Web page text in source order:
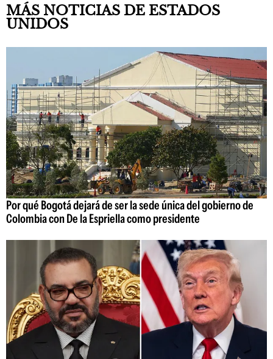
MÁS NOTICIAS DE ESTADOS
UNIDOS
Por qué Bogotá dejará de ser la sede única del gobierno de
Colombia con De la Espriella como presidente